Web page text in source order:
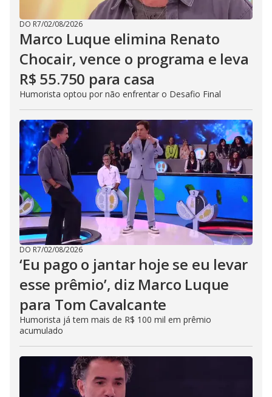
DO R7/02/08/2026
Marco Luque elimina Renato
Chocair, vence o programa e leva
R$ 55.750 para casa
Humorista optou por não enfrentar o Desafio Final
DO R7/02/08/2026
‘Eu pago o jantar hoje se eu levar
esse prêmio’, diz Marco Luque
para Tom Cavalcante
Humorista já tem mais de R$ 100 mil em prêmio
acumulado